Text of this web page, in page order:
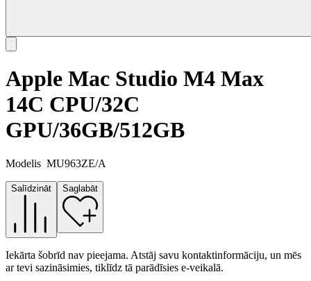
Apple Mac Studio M4 Max
14C CPU/32C
GPU/36GB/512GB
Modelis MU963ZE/A
Salīdzināt Saglabāt
Iekārta šobrīd nav pieejama. Atstāj savu kontaktinformāciju, un mēs
ar tevi sazināsimies, tiklīdz tā parādīsies e-veikalā.